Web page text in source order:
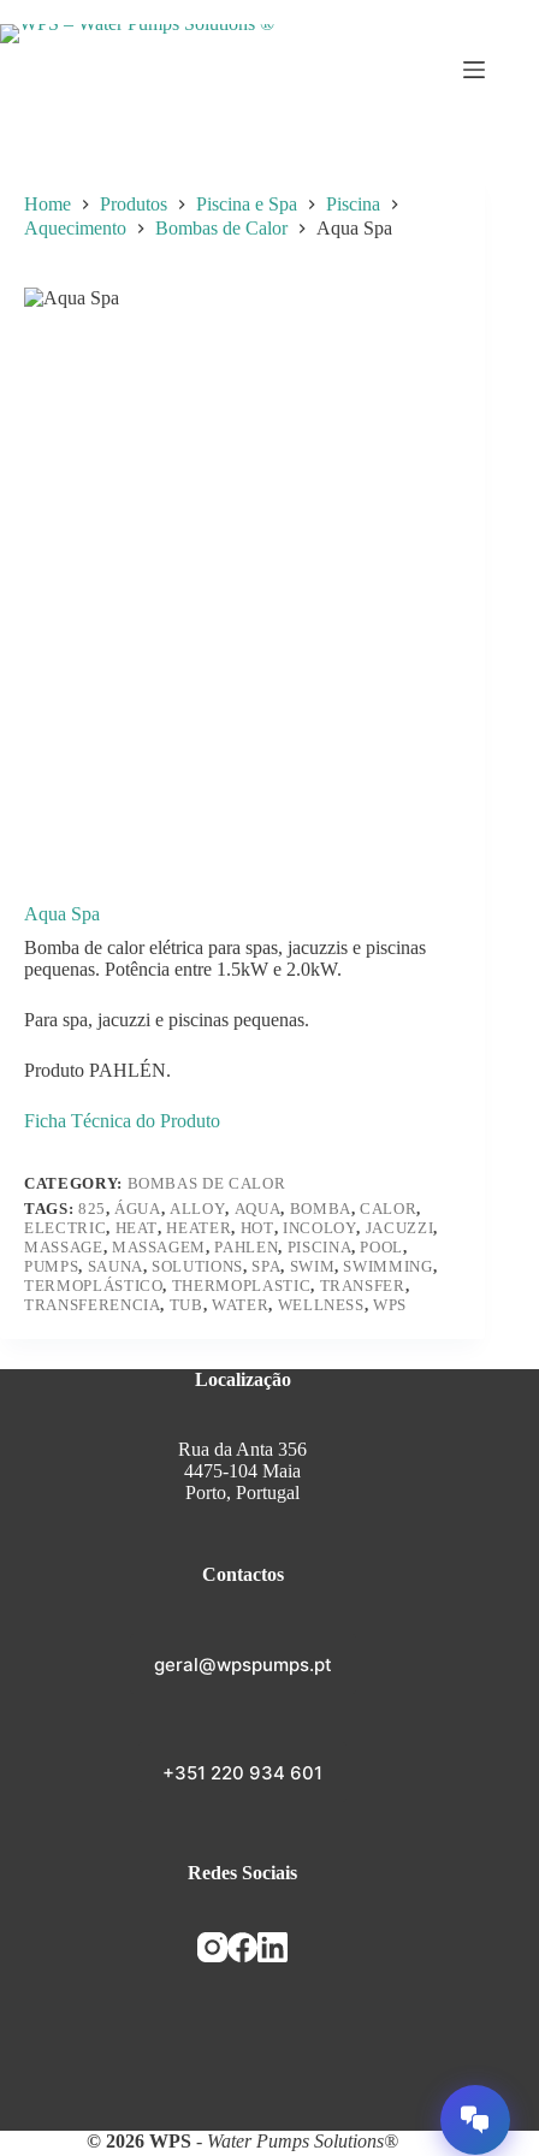
to
Home Produtos Piscina e Spa
Piscina
Aquecimento
Bombas de Calor Aqua Spa
Aqua Spa
Bomba de calor elétrica para spas, jacuzzis e piscinas
pequenas. Potência entre 1.5kW e 2.0kW.
Para spa, jacuzzi e piscinas pequenas.
Produto PAHLÉN.
Ficha Técnica do Produto
CATEGORY: BOMBAS DE CALOR
TAGS: 825, ÁGUA, ALLOY, AQUA, BOMBA,CALOR,
ELECTRIC, HEAT,HEATER, HOT, INCOLOY, JACUZZI,
MASSAGE, MASSAGEM,PAHLEN, PISCINA,POOL,
PUMPS, SAUNA, SOLUTIONS, SPA, SWIM, SWIMMING,
TERMOPLÁSTICO, THERMOPLASTIC, TRANSFER,
TRANSFERENCIA, TUB,WATER, WELLNESS,WPS
Localização
Rua da Anta 356
4475-104 Maia
Porto, Portugal
Contactos
geral@wpspumps.pt
+351 220 934 601
Redes Sociais
© 2026 WPS - Water Pumps Solutions®